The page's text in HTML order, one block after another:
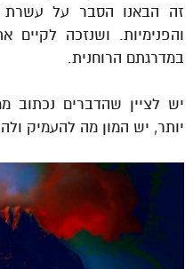
זה הבאנו הסבר על עשרת
והפנימיות. ושנזכה
במדרגתם הרוחנית.
יש לציין שהדברים נכתוב
יותר, יש המון מה להעמיק